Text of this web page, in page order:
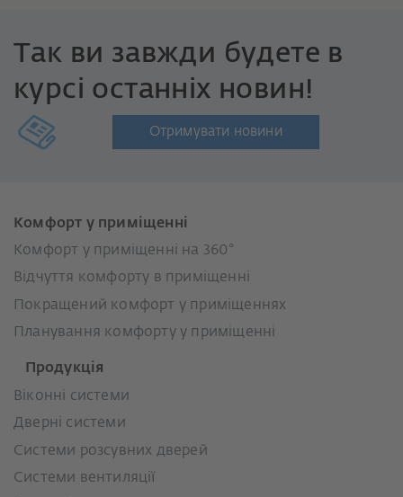
Так ви завжди будете в
курсі останніх новин!
Отримувати новини
Комфорт у приміщенні
Комфорт у приміщенні на 360°
Відчуття комфорту в приміщенні
Покращений комфорт у приміщеннях
Планування комфорту у приміщенні
Продукція
Віконні системи
Дверні системи
Системи розсувних дверей
Системи вентиляції